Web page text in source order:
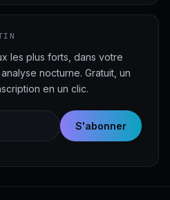
les plus forts, dans votre
nocturne. Gratuit, un
en un clic.
S'abonner